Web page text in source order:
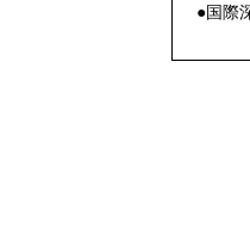
●国際